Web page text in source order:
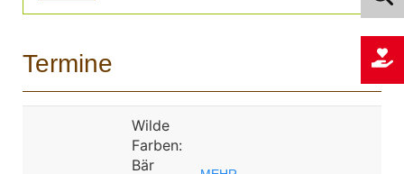
Termine
Wilde
Farben:
Bär